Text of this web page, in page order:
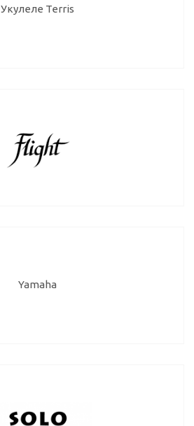
Укулеле Terris
Yamaha